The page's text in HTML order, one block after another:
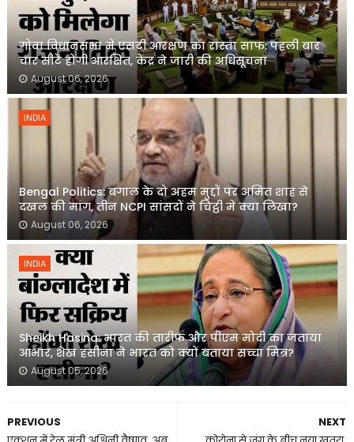
गोवा विधानसभा में एसटी आरक्षण का रास्ता साफ: पहली बार
चार सीटें होंगी आरक्षित, केंद्र ने जारी की अधिसूचना
August 06, 2026
INDIA
Bengal Politics: बंगाल के दो अहम मुद्दों पर अमित शाह से
दखल की मांग, तीन NCPI सांसदों ने चिट्ठी में क्या लिखा?
August 06, 2026
INDIA
Sheikh Hasina: भारत की तारीफ और पीएम मोदी का जताया
आभार, शेख हसीना ने भारत को क्यों बताया सच्चा मित्र?
August 05, 2026
NEXT
PREVIOUS